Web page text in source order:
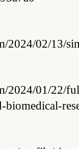
2024/02/13/
2024/01/22/